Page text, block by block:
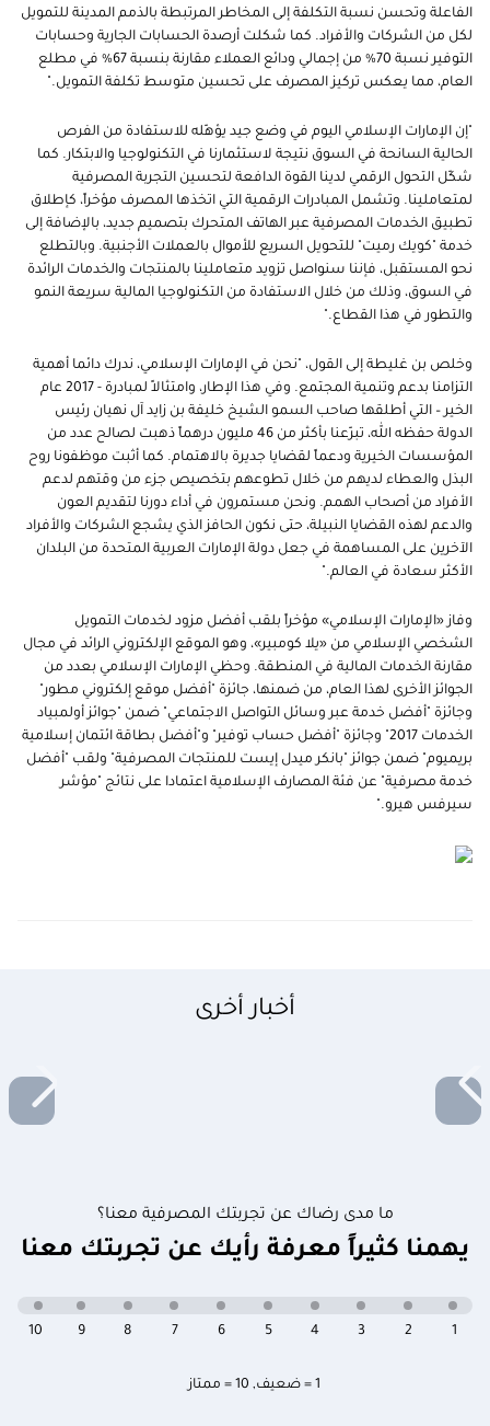
الفاعلة وتحسن نسبة التكلفة إلى المخاطر المرتبطة بالذمم المدينة للتمويل
لكل من الشركات والأفراد. كما شكلت أرصدة الحسابات الجارية وحسابات
التوفير نسبة 70% من إجمالي ودائع العملاء مقارنة بنسبة 67% في مطلع
العام، مما يعكس تركيز المصرف على تحسين متوسط ​​تكلفة التمويل".
إن الإمارات الإسلامي اليوم في وضع جيد يؤهّله للاستفادة من الفرص
الحالية السانحة في السوق نتيجة لاستثمارنا في التكنولوجيا والابتكار. كما
شكّل التحول الرقمي لدينا القوة الدافعة لتحسين التجربة المصرفية
لمتعاملينا. وتشمل المبادرات الرقمية التي اتخذها المصرف مؤخراً، كإطلاق
تطبيق الخدمات المصرفية عبر الهاتف المتحرك بتصميم جديد، بالإضافة إلى
خدمة "كويك رميت" للتحويل السريع للأموال بالعملات الأجنبية. وبالتطلع
نحو المستقبل، فإننا سنواصل تزويد متعاملينا بالمنتجات والخدمات الرائدة
في السوق، وذلك من خلال الاستفادة من التكنولوجيا المالية سريعة النمو
والتطور في هذا القطاع."
وخلص بن غليطة إلى القول، نحن في الإمارات الإسلامي، ندرك دائما أهمية
التزامنا بدعم وتنمية المجتمع. وفي هذا الإطار، وامتثالاً لمبادرة - 2017 عام
الخير – التي أطلقها صاحب السمو الشيخ خليفة بن زايد آل نهيان رئيس
الدولة حفظه الله، تبرّعنا بأكثر من 46 مليون درهماً ذهبت لصالح عدد من
المؤسسات الخيرية ودعماً لقضايا جديرة بالاهتمام. كما أثبت موظفونا روح
البذل والعطاء لديهم من خلال تطوعهم بتخصيص جزء من وقتهم لدعم
الأفراد من أصحاب الهمم. ونحن مستمرون في أداء دورنا لتقديم العون
والدعم لهذه القضايا النبيلة، حتى نكون الحافز الذي يشجع الشركات والأفراد
الآخرين على المساهمة في جعل دولة الإمارات العربية المتحدة من البلدان
الأكثر سعادة في العالم."
وفاز «الإمارات الإسلامي» مؤخراً بلقب أفضل مزود لخدمات التمويل
الشخصي الإسلامي من «يلا كومبير»، وهو الموقع الإلكتروني الرائد في مجال
مقارنة الخدمات المالية في المنطقة. وحظي الإمارات الإسلامي بعدد من
الجوائز الأخرى لهذا العام، من ضمنها، جائزة "أفضل موقع إلكتروني مطور"
وجائزة "أفضل خدمة عبر وسائل التواصل الاجتماعي" ضمن "جوائز أولمبياد
الخدمات 2017" وجائزة "أفضل حساب توفير" و"أفضل بطاقة ائتمان إسلامية
بريميوم" ضمن جوائز "بانكر ميدل إيست للمنتجات المصرفية" ولقب "أفضل
خدمة مصرفية" عن فئة المصارف الإسلامية اعتمادا على نتائج "مؤشر
سيرفس هيرو".
أخبار أخرى
ما مدى رضاك عن تجربتك المصرفية معنا؟
يهمنا كثيراً معرفة رأيك عن تجربتك معنا
1 = ضعيف , 10 = ممتاز
10 9 8 7 6 5 4 3 2 1